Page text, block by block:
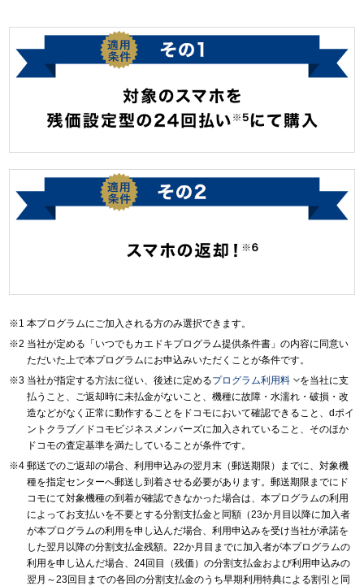
本プログラムにご加入される方のみ選択できます。
当社が定める「いつでもカエドキプログラム提供条件書」の内容に同意い
ただいた上で本プログラムにお申込みいただくことが条件です。
当社が指定する方法に従い、後述に定めるプログラム利用料を当社に支
払うこと、ご返却時に未払金がないこと、機種に故障・水濡れ・破損・改
造などがなく正常に動作することをドコモにおいて確認できること、dポイ
ントクラブ／ドコモビジネスメンバーズに加入されていること、そのほか
ドコモの査定基準を満たしていることが条件です。
郵送でのご返却の場合、利用申込みの翌月末（郵送期限）までに、対象機
種を指定センターへ郵送し到着させる必要があります。郵送期限までにド
コモにて対象機種の到着が確認できなかった場合は、本プログラムの利用
によってお支払いを不要とする分割支払金と同額（23か月目以降に加入者
が本プログラムの利用を申し込んだ場合、利用申込みを受け当社が承諾を
した翌月以降の分割支払金残額。22か月目までに加入者が本プログラムの
利用を申し込んだ場合、24回目（残価）の分割支払金および利用申込みの
翌月～23回目までの各回の分割支払金のうち早期利用特典による割引と同